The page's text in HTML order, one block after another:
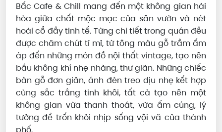
Bấc Cafe & Chill mang đến một không gian hài
hòa giữa chất mộc mạc của sân vườn và nét
hoài cổ đầy tinh tế. Từng chi tiết trong quán đều
được chăm chút tỉ mỉ, từ tông màu gỗ trầm ấm
áp đến những món đồ nội thất vintage, tạo nên
bầu không khí nhẹ nhàng, thư giãn. Những chiếc
bàn gỗ đơn giản, ánh đèn treo dịu nhẹ kết hợp
cùng sắc trắng tinh khôi, tất cả tạo nên một
không gian vừa thanh thoát, vừa ấm cúng, lý
tưởng để trốn khỏi nhịp sống vội vã của thành